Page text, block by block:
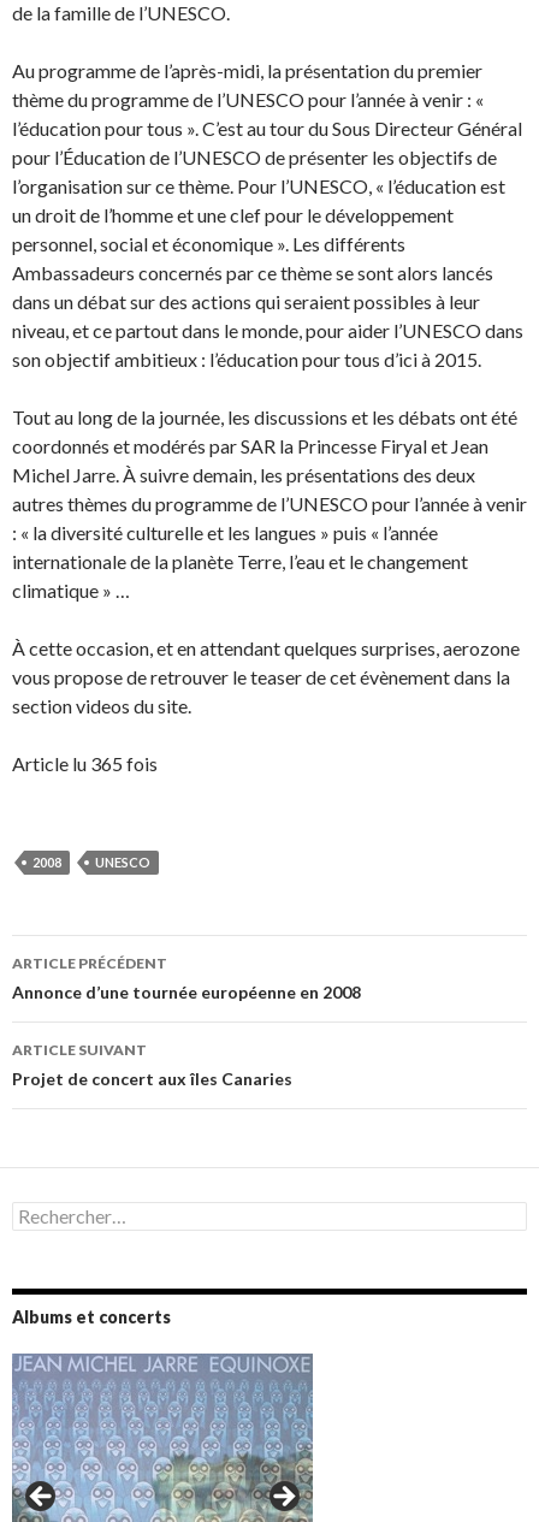
de la famille de l’UNESCO.
Au programme de l’après-midi, la présentation du premier
thème du programme de l’UNESCO pour l’année à venir : «
l’éducation pour tous ». C’est au tour du Sous Directeur Général
pour l’Éducation de l’UNESCO de présenter les objectifs de
l’organisation sur ce thème. Pour l’UNESCO, « l’éducation est
un droit de l’homme et une clef pour le développement
personnel, social et économique ». Les différents
Ambassadeurs concernés par ce thème se sont alors lancés
dans un débat sur des actions qui seraient possibles à leur
niveau, et ce partout dans le monde, pour aider l’UNESCO dans
son objectif ambitieux : l’éducation pour tous d’ici à 2015.
Tout au long de la journée, les discussions et les débats ont été
coordonnés et modérés par SAR la Princesse Firyal et Jean
Michel Jarre. À suivre demain, les présentations des deux
autres thèmes du programme de l’UNESCO pour l’année à venir
: « la diversité culturelle et les langues » puis « l’année
internationale de la planète Terre, l’eau et le changement
climatique » …
À cette occasion, et en attendant quelques surprises, aerozone
vous propose de retrouver le teaser de cet évènement dans la
section videos du site.
Article lu 365 fois
2008 UNESCO
Navigation
des
articles
ARTICLE PRÉCÉDENT
Annonce d’une tournée européenne en 2008
ARTICLE SUIVANT
Projet de concert aux îles Canaries
Rechercher :
Albums et concerts